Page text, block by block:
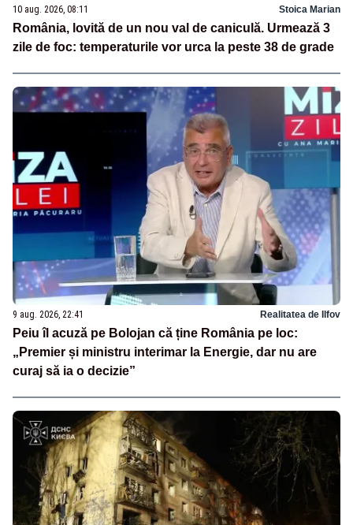
10 aug. 2026, 08:11 Stoica Marian
România, lovită de un nou val de caniculă. Urmează 3
zile de foc: temperaturile vor urca la peste 38 de grade
9 aug. 2026, 22:41 Realitatea de Ilfov
Peiu îl acuză pe Bolojan că ține România pe loc:
„Premier și ministru interimar la Energie, dar nu are
curaj să ia o decizie”